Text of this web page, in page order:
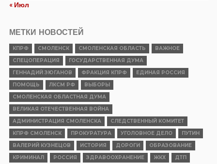
« Июл
МЕТКИ НОВОСТЕЙ
КПРФ СМОЛЕНСК СМОЛЕНСКАЯ ОБЛАСТЬ
ВАЖНОЕ
СПЕЦОПЕРАЦИЯ
ГОСУДАРСТВЕННАЯ ДУМА
ГЕННАДИЙ ЗЮГАНОВ
ФРАКЦИЯ КПРФ
ЕДИНАЯ РОССИЯ
ПОМОЩЬ
ЛКСМ РФ
ВЫБОРЫ
СМОЛЕНСКАЯ ОБЛАСТНАЯ ДУМА
ВЕЛИКАЯ ОТЕЧЕСТВЕННАЯ ВОЙНА
АДМИНИСТРАЦИЯ СМОЛЕНСКА
СЛЕДСТВЕННЫЙ КОМИТЕТ
КПРФ СМОЛЕНСК
ПРОКУРАТУРА УГОЛОВНОЕ ДЕЛО
ПУТИН
ВАЛЕРИЙ КУЗНЕЦОВ
ИСТОРИЯ ДОРОГИ
ОБРАЗОВАНИЕ
КРИМИНАЛ
РОССИЯ ЗДРАВООХРАНЕНИЕ ЖКХ
ДТП